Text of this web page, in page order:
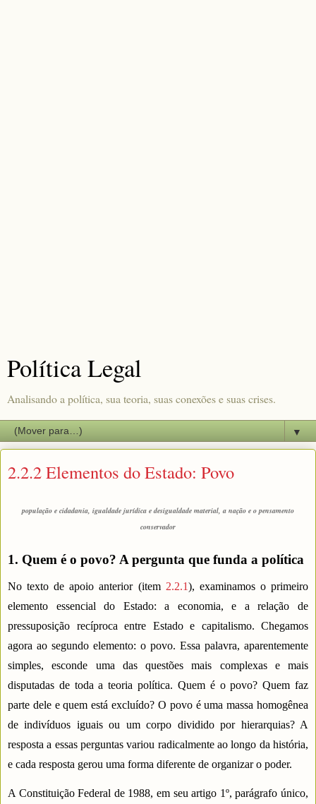
Política Legal
Analisando a política, sua teoria, suas conexões e suas crises.
▼
2.2.2 Elementos do Estado: Povo
população e cidadania, igualdade jurídica e desigualdade material, a nação e o pensamento
conservador
1. Quem é o povo? A pergunta que funda a política
No texto de apoio anterior (item 2.2.1), examinamos o primeiro
elemento essencial do Estado: a economia, e a relação de
pressuposição recíproca entre Estado e capitalismo. Chegamos
agora ao segundo elemento: o povo. Essa palavra, aparentemente
simples, esconde uma das questões mais complexas e mais
disputadas de toda a teoria política. Quem é o povo? Quem faz
parte dele e quem está excluído? O povo é uma massa homogênea
de indivíduos iguais ou um corpo dividido por hierarquias? A
resposta a essas perguntas variou radicalmente ao longo da história,
e cada resposta gerou uma forma diferente de organizar o poder.
A Constituição Federal de 1988, em seu artigo 1º, parágrafo único,